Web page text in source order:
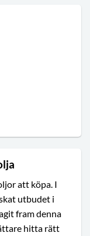
att köpa. I
utbudet i
fram denna
hitta rätt